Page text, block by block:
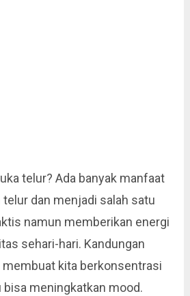
telur? Ada banyak manfaat
dan menjadi salah satu
namun memberikan energi
sehari-hari. Kandungan
kita berkonsentrasi
bisa meningkatkan mood.